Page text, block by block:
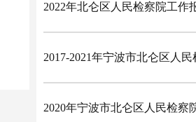
2022年北仑区人民检察院工作
2017-2021年宁波市北仑区人
2020年宁波市北仑区人民检察